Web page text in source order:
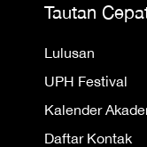
Tautan
Lulusan
UPH Festival
Kalender
Daftar Kontak